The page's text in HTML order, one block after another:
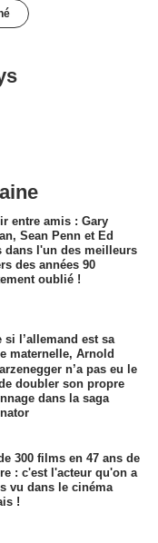
entre amis : Gary
Sean Penn et Ed
dans l'un des meilleurs
des années 90
oublié !
si l’allemand est sa
maternelle, Arnold
n’a pas eu le
doubler son propre
dans la saga
300 films en 47 ans de
: c'est l'acteur qu'on a
vu dans le cinéma
!